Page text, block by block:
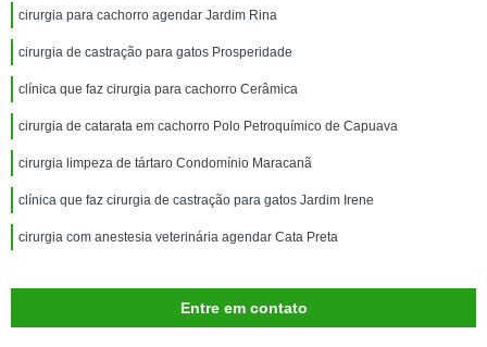
cirurgia para cachorro agendar Jardim Rina
cirurgia de castração para gatos Prosperidade
clínica que faz cirurgia para cachorro Cerâmica
cirurgia de catarata em cachorro Polo Petroquímico de Capuava
cirurgia limpeza de tártaro Condomínio Maracanã
clínica que faz cirurgia de castração para gatos Jardim Irene
cirurgia com anestesia veterinária agendar Cata Preta
Entre em contato